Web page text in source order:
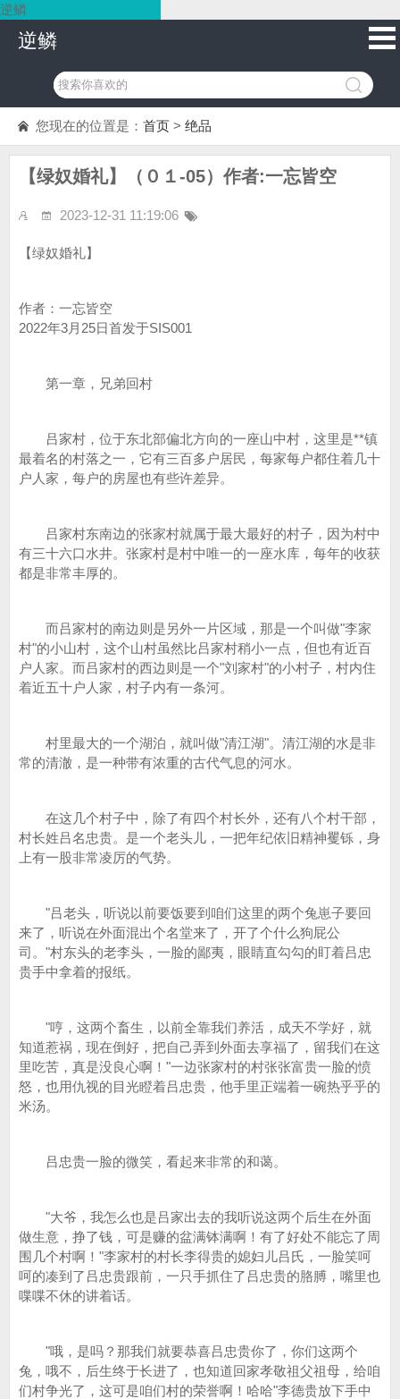
逆鳞
逆鳞
您现在的位置是： 首页 > 绝品
【绿奴婚礼】（０１-05）作者:一忘皆空
2023-12-31 11:19:06
【绿奴婚礼】
作者：一忘皆空
2022年3月25日首发于SIS001
第一章，兄弟回村
吕家村，位于东北部偏北方向的一座山中村，这里是**镇
最着名的村落之一，它有三百多户居民，每家每户都住着几十
户人家，每户的房屋也有些许差异。
吕家村东南边的张家村就属于最大最好的村子，因为村中
有三十六口水井。张家村是村中唯一的一座水库，每年的收获
都是非常丰厚的。
而吕家村的南边则是另外一片区域，那是一个叫做"李家
村"的小山村，这个山村虽然比吕家村稍小一点，但也有近百
户人家。而吕家村的西边则是一个"刘家村"的小村子，村内住
着近五十户人家，村子内有一条河。
村里最大的一个湖泊，就叫做"清江湖"。清江湖的水是非
常的清澈，是一种带有浓重的古代气息的河水。
在这几个村子中，除了有四个村长外，还有八个村干部，
村长姓吕名忠贵。是一个老头儿，一把年纪依旧精神矍铄，身
上有一股非常凌厉的气势。
"吕老头，听说以前要饭要到咱们这里的两个兔崽子要回
来了，听说在外面混出个名堂来了，开了个什么狗屁公
司。"村东头的老李头，一脸的鄙夷，眼睛直勾勾的盯着吕忠
贵手中拿着的报纸。
"哼，这两个畜生，以前全靠我们养活，成天不学好，就
知道惹祸，现在倒好，把自己弄到外面去享福了，留我们在这
里吃苦，真是没良心啊！"一边张家村的村张张富贵一脸的愤
怒，也用仇视的目光瞪着吕忠贵，他手里正端着一碗热乎乎的
米汤。
吕忠贵一脸的微笑，看起来非常的和蔼。
"大爷，我怎么也是吕家出去的我听说这两个后生在外面
做生意，挣了钱，可是赚的盆满钵满啊！有了好处不能忘了周
围几个村啊！"李家村的村长李得贵的媳妇儿吕氏，一脸笑呵
呵的凑到了吕忠贵跟前，一只手抓住了吕忠贵的胳膊，嘴里也
喋喋不休的讲着话。
"哦，是吗？那我们就要恭喜吕忠贵你了，你们这两个
兔，哦不，后生终于长进了，也知道回家孝敬祖父祖母，给咱
们村争光了，这可是咱们村的荣誉啊！哈哈"李德贵放下手中